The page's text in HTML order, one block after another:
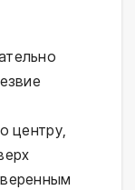
центру,